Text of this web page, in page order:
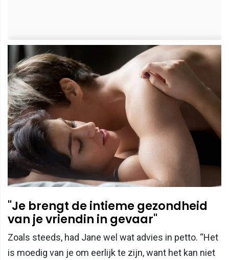
"Je brengt de intieme gezondheid
van je vriendin in gevaar"
Zoals steeds, had Jane wel wat advies in petto. “Het
is moedig van je om eerlijk te zijn, want het kan niet